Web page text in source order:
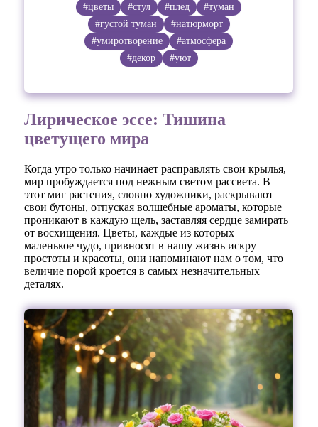
#цветы #стул #плед
#туман
#густой туман
#натюрморт
#умиротворение
#атмосфера
#декор
#уют
Лирическое эссе: Тишина
цветущего мира
Когда утро только начинает расправлять свои крылья,
мир пробуждается под нежным светом рассвета. В
этот миг растения, словно художники, раскрывают
свои бутоны, отпуская волшебные ароматы, которые
проникают в каждую щель, заставляя сердце замирать
от восхищения. Цветы, каждые из которых –
маленькое чудо, привносят в нашу жизнь искру
простоты и красоты, они напоминают нам о том, что
величие порой кроется в самых незначительных
деталях.